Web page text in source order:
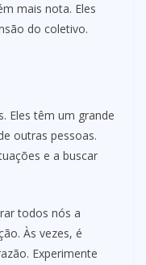
mais nota. Eles
do coletivo.
Eles têm um grande
outras pessoas.
e a buscar
todos nós a
Às vezes, é
Experimente